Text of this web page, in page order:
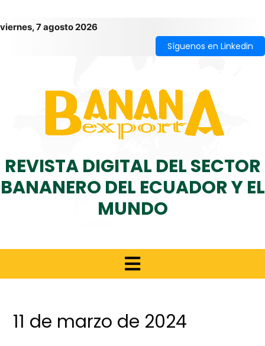
viernes, 7 agosto 2026
Síguenos en Linkedin
REVISTA DIGITAL DEL SECTOR
BANANERO DEL ECUADOR Y EL
MUNDO
11 de marzo de 2024